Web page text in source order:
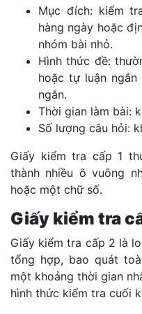
Mục đích: kiểm
hàng ngày hoặc
nhóm bài nhỏ.
Hình thức đề:
hoặc tự luận
ngắn.
Thời gian làm bài:
Số lượng câu hỏi:
Giấy kiểm tra cấp 1
thành nhiều ô vuông
hoặc một chữ số.
Giấy kiểm tra
Giấy kiểm tra cấp 2 là
tổng hợp, bao quát
một khoảng thời gian
hình thức kiểm tra cuối